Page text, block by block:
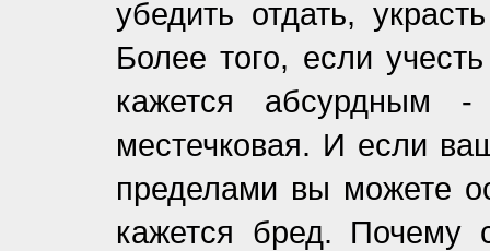
убедить отдать,
Более того, если
кажется абсурдным
местечковая. И если
пределами вы можете
кажется бред. Почему